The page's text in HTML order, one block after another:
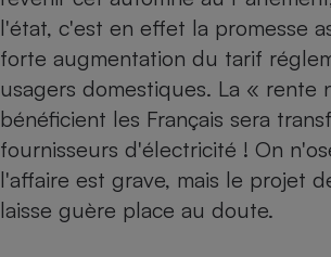
l'état, c'est en effet la promesse
forte augmentation du tarif
usagers domestiques. La « rente
bénéficient les Français sera
fournisseurs d'électricité ! On
l'affaire est grave, mais le projet
laisse guère place au doute.
Gros
Petit
Image
Speedtest - Testez
connexion Internet